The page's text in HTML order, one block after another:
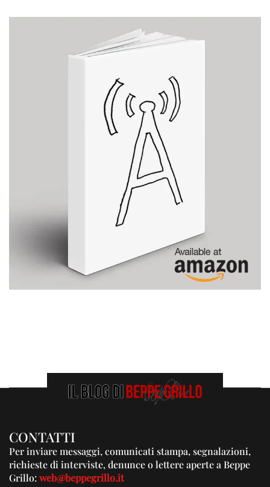
CONTATTI
Per inviare messaggi, comunicati stampa, segnalazioni,
richieste di interviste, denunce o lettere aperte a Beppe
Grillo:web@beppegrillo.it